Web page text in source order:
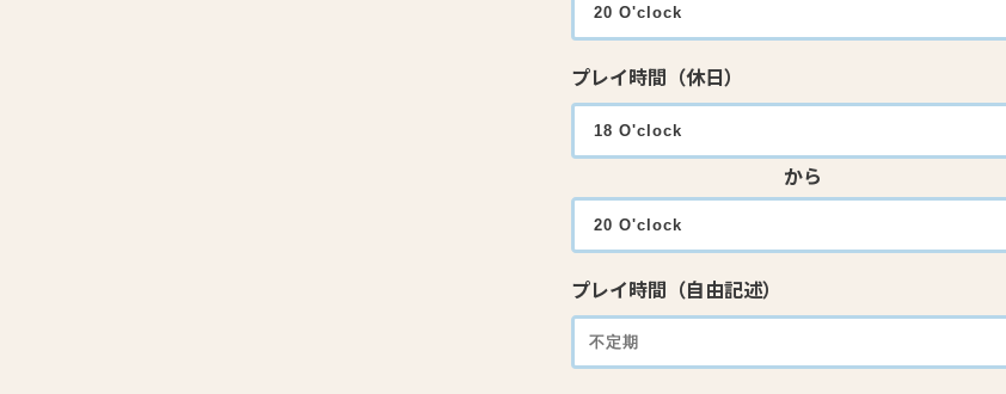
プレイ時間（休日）
から
プレイ時間（自由記述）